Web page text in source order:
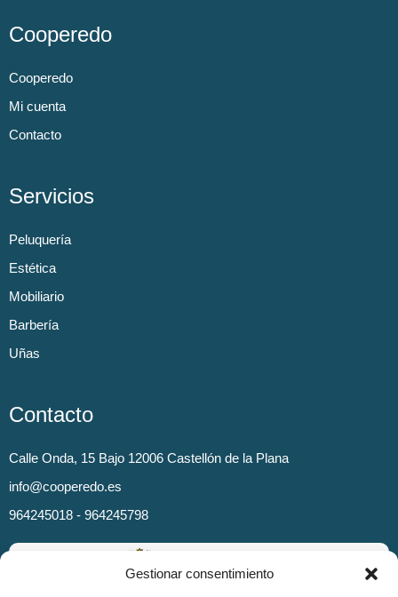
Gestionar consentimiento
Cooperedo
Cooperedo
Mi cuenta
Contacto
Servicios
Peluquería
Estética
Mobiliario
Barbería
Uñas
Contacto
Calle Onda, 15 Bajo 12006 Castellón de la Plana
info@cooperedo.es
964245018 - 964245798